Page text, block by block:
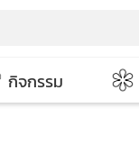
กิจกรรม